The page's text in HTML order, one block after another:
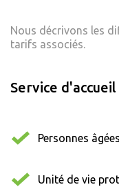
Nous décrivons les
tarifs associés.
Service d'accueil
Personnes
Unité de vie